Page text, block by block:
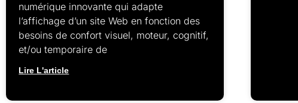
numérique innovante qui adapte
l’affichage d’un site Web en fonction des
besoins de confort visuel, moteur, cognitif,
et/ou temporaire de
Lire L'article